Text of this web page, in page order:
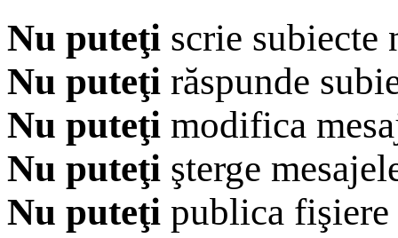
Nu puteţi scrie subiecte
Nu puteţi răspunde
Nu puteţi modifica
Nu puteţi şterge
Nu puteţi publica fişiere